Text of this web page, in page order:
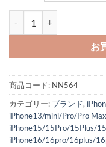
お
商品コード: NN564
カテゴリー: ブランド,
iPhone13/mini/Pro/Pro Max
iPhone15/15Pro/15Plus/
iPhone16/16pro/16plus/